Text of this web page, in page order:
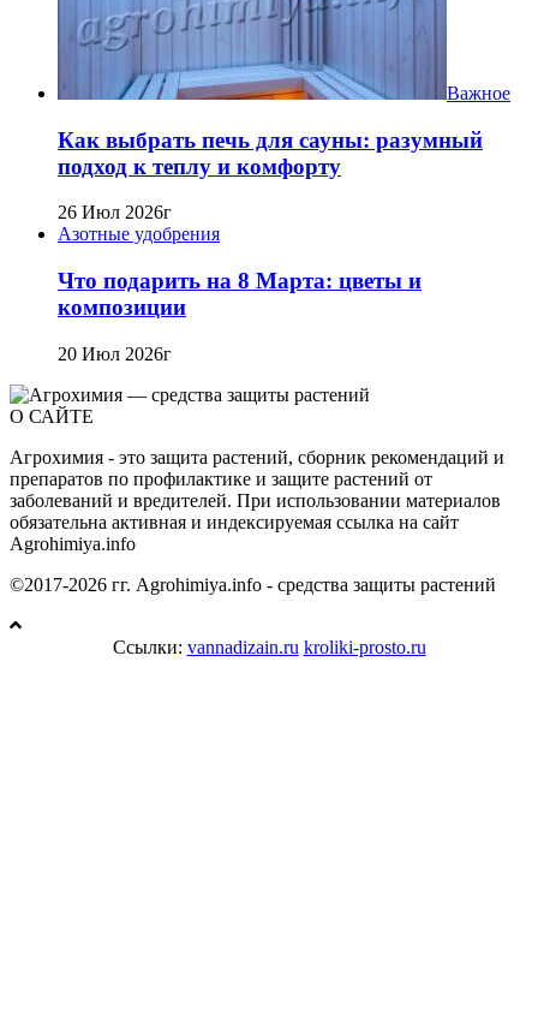
Важное
Как выбрать печь для сауны: разумный
подход к теплу и комфорту
26 Июл 2026г
Азотные удобрения
Что подарить на 8 Марта: цветы и
композиции
20 Июл 2026г
О САЙТЕ
Агрохимия - это защита растений, сборник рекомендаций и
препаратов по профилактике и защите растений от
заболеваний и вредителей. При использовании материалов
обязательна активная и индексируемая ссылка на сайт
Agrohimiya.info
©2017-2026 гг. Agrohimiya.info - средства защиты растений
Ссылки: vannadizain.ru kroliki-prosto.ru